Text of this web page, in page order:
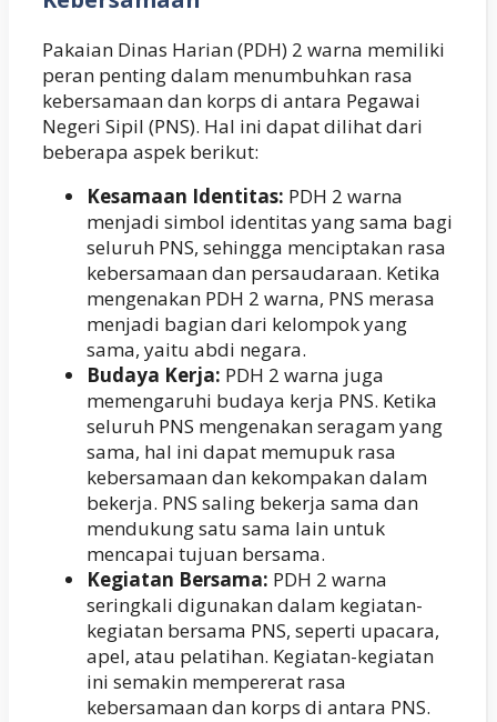
Pakaian Dinas Harian (PDH) 2 warna memiliki
peran penting dalam menumbuhkan rasa
kebersamaan dan korps di antara Pegawai
Negeri Sipil (PNS). Hal ini dapat dilihat dari
beberapa aspek berikut:
Kesamaan Identitas: PDH 2 warna
menjadi simbol identitas yang sama bagi
seluruh PNS, sehingga menciptakan rasa
kebersamaan dan persaudaraan. Ketika
mengenakan PDH 2 warna, PNS merasa
menjadi bagian dari kelompok yang
sama, yaitu abdi negara.
Budaya Kerja: PDH 2 warna juga
memengaruhi budaya kerja PNS. Ketika
seluruh PNS mengenakan seragam yang
sama, hal ini dapat memupuk rasa
kebersamaan dan kekompakan dalam
bekerja. PNS saling bekerja sama dan
mendukung satu sama lain untuk
mencapai tujuan bersama.
Kegiatan Bersama: PDH 2 warna
seringkali digunakan dalam kegiatan-
kegiatan bersama PNS, seperti upacara,
apel, atau pelatihan. Kegiatan-kegiatan
ini semakin mempererat rasa
kebersamaan dan korps di antara PNS.